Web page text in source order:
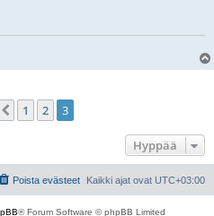
Edellinen
1 2 3
Hyppää
Kaikki ajat ovat UTC+03:00
Poista evästeet
® Forum Software © phpBB Limited